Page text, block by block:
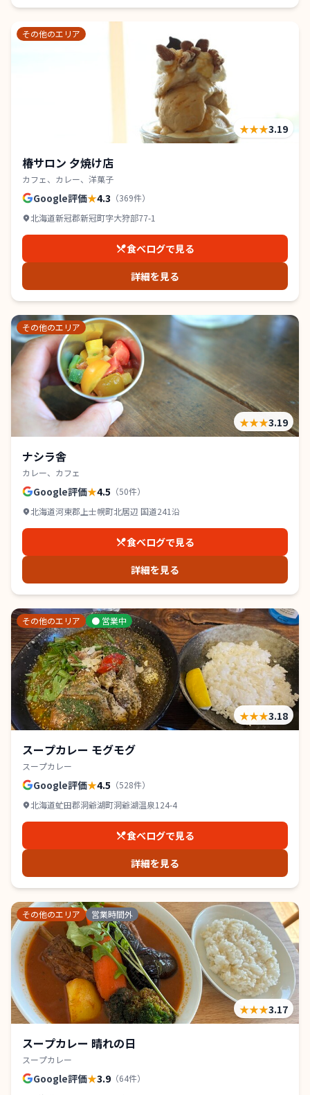
その他のエリア
★★★3.19
椿サロン 夕焼け店
カフェ、カレー、洋菓子
Google評価★4.3 （369件）
北海道新冠郡新冠町字大狩部77-1
食べログで見る
詳細を見る
その他のエリア
★★★3.19
ナシラ舎
カレー、カフェ
Google評価★4.5 （50件）
北海道河東郡上士幌町北居辺 国道241沿
食べログで見る
詳細を見る
その他のエリア ● 営業中
★★★3.18
スープカレー モグモグ
スープカレー
Google評価★4.5 （528件）
北海道虻田郡洞爺湖町洞爺湖温泉124-4
食べログで見る
詳細を見る
その他のエリア 営業時間外
★★★3.17
スープカレー 晴れの日
スープカレー
Google評価★3.9 （64件）